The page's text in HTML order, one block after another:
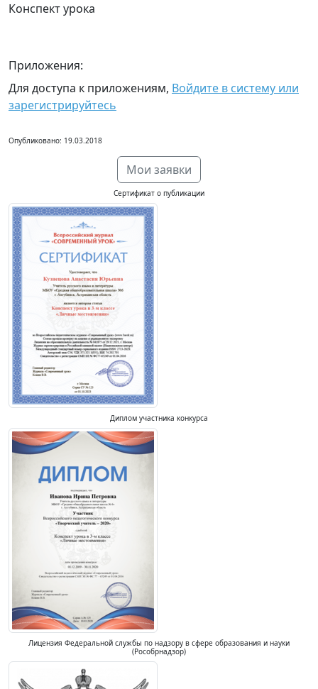
Конспект урока
Приложения:
Для доступа к приложениям, Войдите в систему или
зарегистрируйтесь
Опубликовано: 19.03.2018
Мои заявки
Сертификат о публикации
Диплом участника конкурса
Лицензия Федеральной службы по надзору в сфере образования и науки
(Рособрнадзор)